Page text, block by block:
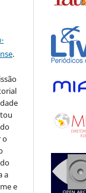
.
o
a
e